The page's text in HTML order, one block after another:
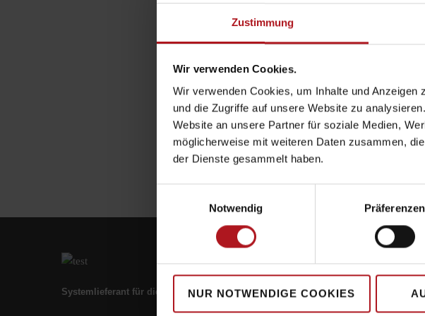
Zustimmung
Wir verwenden Cookies.
Wir verwenden Cookies, um Inhalte und
und die Zugriffe auf unsere Website zu
Website an unsere Partner für soziale Medien,
möglicherweise mit weiteren Daten zusammen,
der Dienste gesammelt haben.
Notwendig
Präferenzen
NUR NOTWENDIGE COOKIES
Systemlieferant für die Zukunft. Hauptsitz